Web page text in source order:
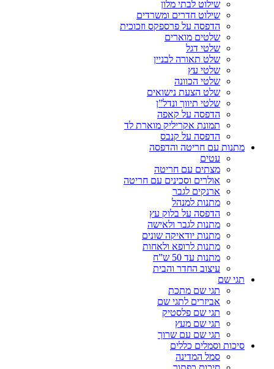
שילוט לבתי מלון
שילוט חדרים ומשרדים
הדפסה על פרספקס וזכוכית
שלטים מוארים
שלטי דגל
שלט תאורה לבניין
שלטי עץ
שלטי הכוונה
שלט הצעת נישואים
שלטי תיווך ונדל”ן
הדפסה על קאפה
תמונת אקריליק מוארת לד
הדפסה על קנבס
מתנות עם חריטה והדפסה
עטים
מצתים עם חריטה
אולרים וסכינים עם חריטה
ארנקים לגבר
מתנות למנהל
הדפסה על בלוק עץ
מתנות לגבר ולאישה
מתנות יודאיקה שונים
מתנות לרופא ולאחות
מתנות עד 50 ש”ח
עיצוב החדר והבית
תגי שם
תגי שם מתכת
אביזרים לתגי שם
תגי שם פלסטיק
תגי שם מעץ
תגי שם עם שרוך
סיכות וסמלים כללים
סמל המדינה